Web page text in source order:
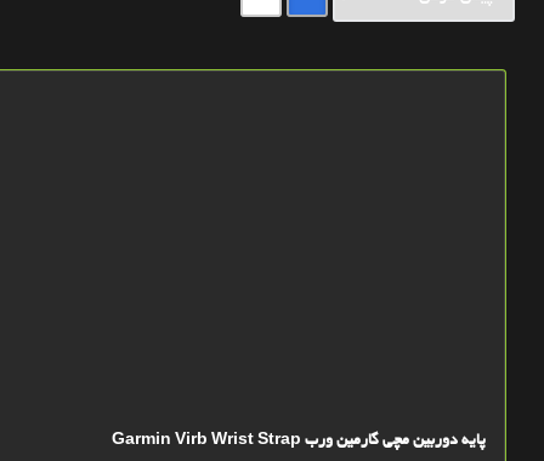
پایه دوربین مچی گارمین ورب Garmin Virb Wrist Strap